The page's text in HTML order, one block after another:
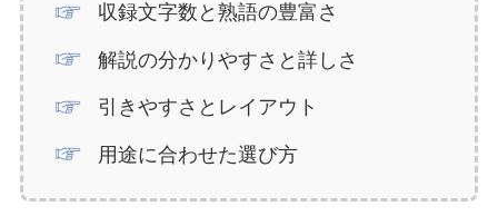
収録文字数と熟語の豊富さ
解説の分かりやすさと詳しさ
引きやすさとレイアウト
用途に合わせた選び方